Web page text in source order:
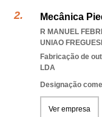
Mecânica
R MANUEL
UNIAO
Fabricação de
LDA
Designação
Ver empresa